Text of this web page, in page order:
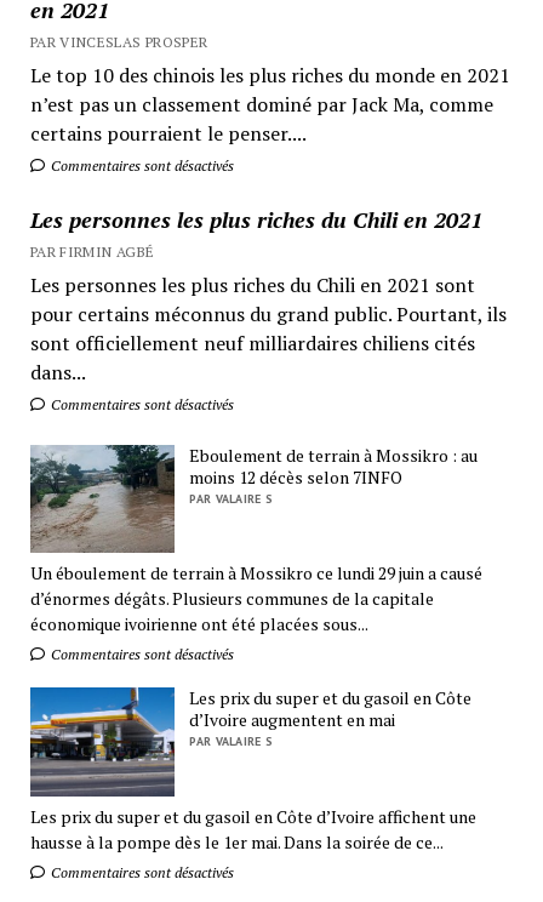
en 2021
PAR VINCESLAS PROSPER
Le top 10 des chinois les plus riches du monde en 2021
n’est pas un classement dominé par Jack Ma, comme
certains pourraient le penser....
Commentaires sont désactivés
Les personnes les plus riches du Chili en 2021
PAR FIRMIN AGBÉ
Les personnes les plus riches du Chili en 2021 sont
pour certains méconnus du grand public. Pourtant, ils
sont officiellement neuf milliardaires chiliens cités
dans...
Commentaires sont désactivés
Eboulement de terrain à Mossikro : au
moins 12 décès selon 7INFO
PAR VALAIRE S
Un éboulement de terrain à Mossikro ce lundi 29 juin a causé
d’énormes dégâts. Plusieurs communes de la capitale
économique ivoirienne ont été placées sous...
Commentaires sont désactivés
Les prix du super et du gasoil en Côte
d’Ivoire augmentent en mai
PAR VALAIRE S
Les prix du super et du gasoil en Côte d’Ivoire affichent une
hausse à la pompe dès le 1er mai. Dans la soirée de ce...
Commentaires sont désactivés